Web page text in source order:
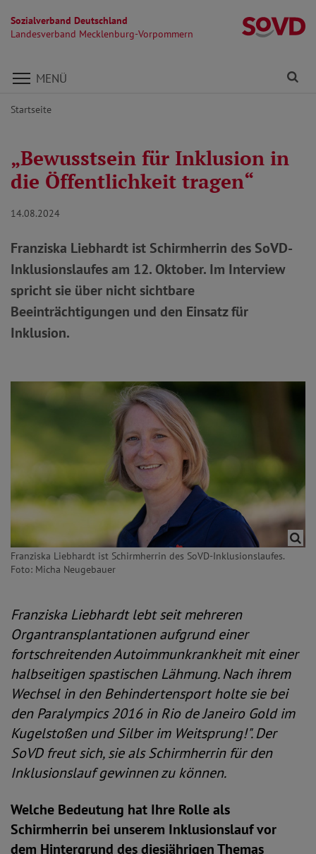
Sozialverband Deutschland
Landesverband Mecklenburg-Vorpommern
Direkt zu den Inhalten springen
MENÜ
Startseite
„Bewusstsein für Inklusion in
die Öffentlichkeit tragen“
14.08.2024
Franziska Liebhardt ist Schirmherrin des SoVD-
Inklusionslaufes am 12. Oktober. Im Interview
spricht sie über nicht sichtbare
Beeinträchtigungen und den Einsatz für
Inklusion.
Franziska Liebhardt ist Schirmherrin des SoVD-Inklusionslaufes.
Foto: Micha Neugebauer
Franziska Liebhardt lebt seit mehreren
Organtransplantationen aufgrund einer
fortschreitenden Autoimmunkrankheit mit einer
halbseitigen spastischen Lähmung. Nach ihrem
Wechsel in den Behindertensport holte sie bei
den Paralympics 2016 in Rio de Janeiro Gold im
Kugelstoßen und Silber im Weitsprung!". Der
SoVD freut sich, sie als Schirmherrin für den
Inklusionslauf gewinnen zu können.
Welche Bedeutung hat Ihre Rolle als
Schirmherrin bei unserem Inklusionslauf vor
dem Hintergrund des diesjährigen Themas